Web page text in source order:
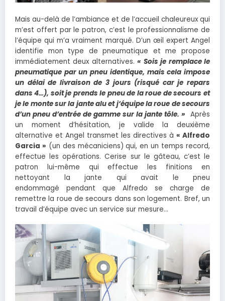
Mais au-delà de l’ambiance et de l’accueil chaleureux qui
m’est offert par le patron, c’est le professionnalisme de
l’équipe qui m’a vraiment marqué. D’un œil expert Angel
identifie mon type de pneumatique et me propose
immédiatement deux alternatives.« Sois je remplace le
pneumatique par un pneu identique, mais cela impose
un délai de livraison de 3 jours (risqué car je repars
dans 4…), soit je prends le pneu de la roue de secours et
jele monte sur la jante alu et j‘équipe la roue de secours
d’un pneu d’entrée de gamme sur la jante tôle. » Après
un moment d’hésitation, je valide la deuxième
alternative et Angel transmet les directives à « Alfredo
Garcia » (un des mécaniciens) qui, en un temps record,
effectue les opérations. Cerise sur le gâteau, c’est le
patron lui-même qui effectue les finitions en
nettoyant la jante qui avait le pneu
endommagé pendant que Alfredo se charge de
remettre la roue de secours dans son logement. Bref, un
travail d’équipe avec un service sur mesure…